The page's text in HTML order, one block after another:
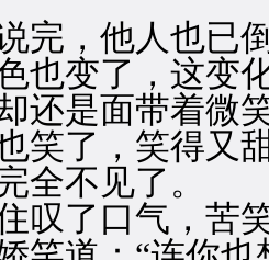
，他人也已
变了，这变化
是面带着微笑
了，笑得又甜
全不见了。
了口气，苦笑